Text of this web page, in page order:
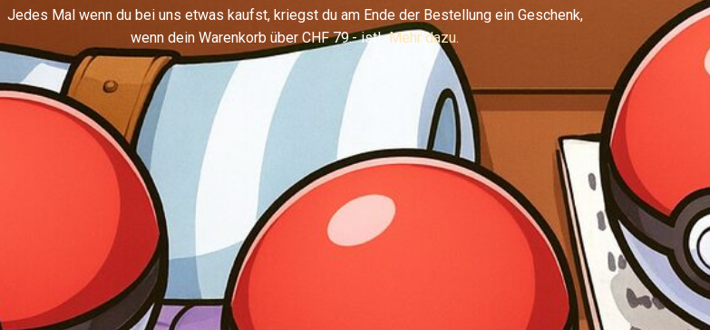
Jedes Mal wenn du bei uns etwas kaufst, kriegst du am Ende der Bestellung ein Geschenk,
wenn dein Warenkorb über CHF 79.- ist!Mehr dazu.